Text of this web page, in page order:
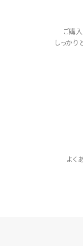
ご購
しっかり
よく